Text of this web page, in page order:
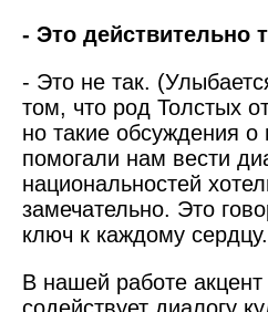
- Это действительно
- Это не так.
том, что род Толстых
но такие обсуждения о
помогали нам вести
национальностей
замечательно. Это
ключ к каждому сердцу.
В нашей работе акцент